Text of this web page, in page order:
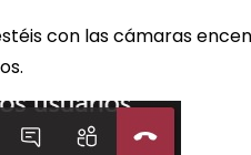
con las cámaras